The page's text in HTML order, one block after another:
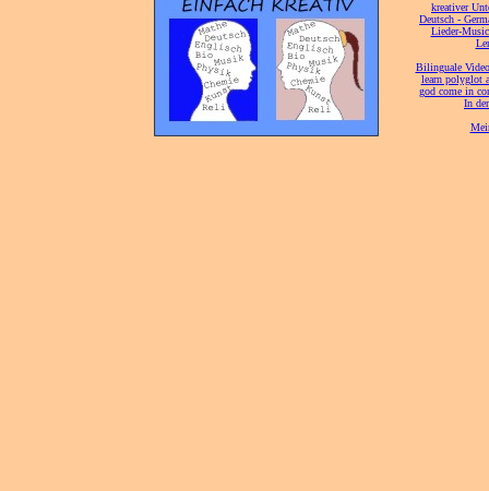
kreativer
Deutsch -
Lieder-
Bilinguale
learn polyglot
god come in
In